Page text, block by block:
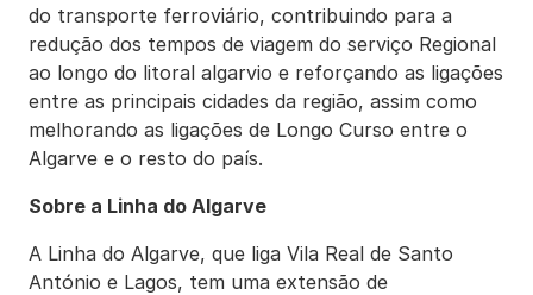
do transporte ferroviário, contribuindo para a
redução dos tempos de viagem do serviço Regional
ao longo do litoral algarvio e reforçando as ligações
entre as principais cidades da região, assim como
melhorando as ligações de Longo Curso entre o
Algarve e o resto do país.
Sobre a Linha do Algarve
A Linha do Algarve, que liga Vila Real de Santo
António e Lagos, tem uma extensão de